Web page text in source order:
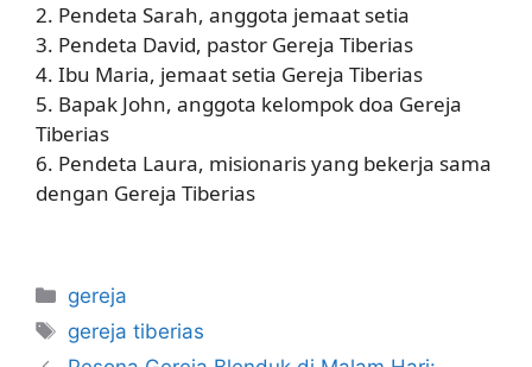
2. Pendeta Sarah, anggota jemaat setia
3. Pendeta David, pastor Gereja Tiberias
4. Ibu Maria, jemaat setia Gereja Tiberias
5. Bapak John, anggota kelompok doa Gereja
Tiberias
6. Pendeta Laura, misionaris yang bekerja sama
dengan Gereja Tiberias
Categories
gereja
Tags
gereja tiberias